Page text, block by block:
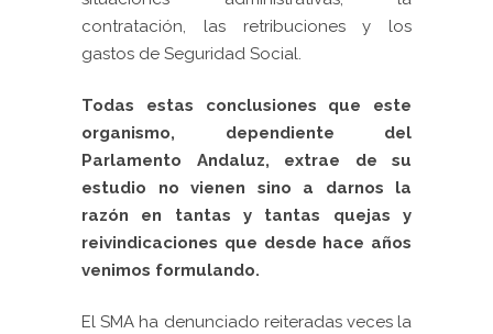
contratación, las retribuciones y los
gastos de Seguridad Social.
Todas estas conclusiones que este
organismo, dependiente del
Parlamento Andaluz, extrae de su
estudio no vienen sino a darnos la
razón en tantas y tantas quejas y
reivindicaciones que desde hace años
venimos formulando.
El SMA ha denunciado reiteradas veces la